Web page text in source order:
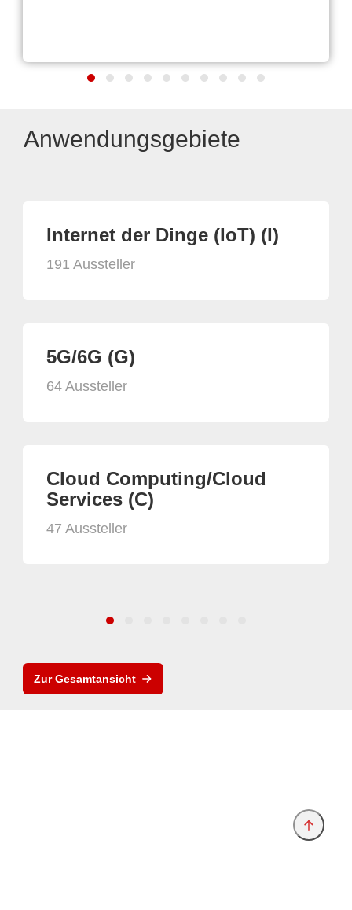
Anwendungsgebiete
Internet der Dinge (IoT) (I)
191 Aussteller
5G/6G (G)
64 Aussteller
Cloud Computing/Cloud
Services (C)
47 Aussteller
Zur Gesamtansicht